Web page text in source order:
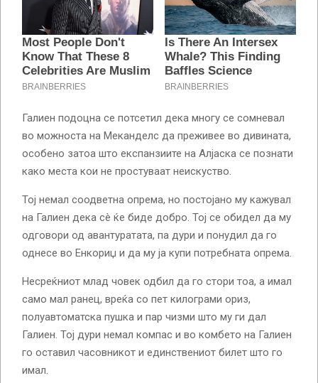
Галиен подоцна се потсетил дека многу се сомневал
во можноста на Меканделс да преживее во дивината,
особено затоа што експанзиите на Алјаска се познати
како места кои не простуваат неискуство.
Тој немал соодветна опрема, но постојано му кажувал
на Галиен дека сè ќе биде добро. Тој се обидел да му
одговори од авантуратата, па дури и понудил да го
однесе во Енкориџ и да му ја купи потребната опрема.
Несреќниот млад човек одбил да го стори тоа, а имал
само мал ранец, вреќа со пет килограми ориз,
полуавтоматска пушка и пар чизми што му ги дал
Галиен. Тој дури немал компас и во комбето на Галиен
го оставил часовникот и единствениот билет што го
имал.